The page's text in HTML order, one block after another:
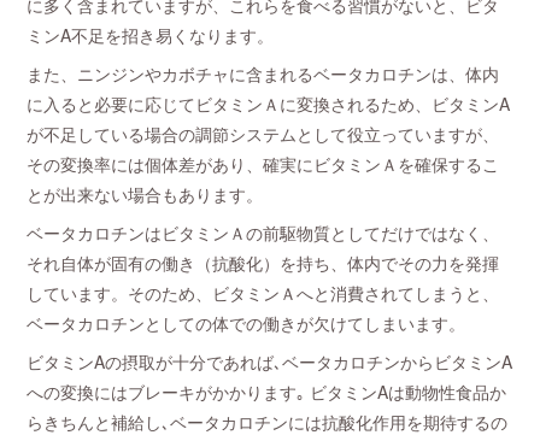
に多く含まれていますが、これらを食べる習慣がないと、ビタ
ミンA不足を招き易くなります。
また、ニンジンやカボチャに含まれるベータカロチンは、体内
に入ると必要に応じてビタミンＡに変換されるため、ビタミンA
が不足している場合の調節システムとして役立っていますが、
その変換率には個体差があり、確実にビタミンＡを確保するこ
とが出来ない場合もあります。
ベータカロチンはビタミンＡの前駆物質としてだけではなく、
それ自体が固有の働き（抗酸化）を持ち、体内でその力を発揮
しています。そのため、ビタミンＡへと消費されてしまうと、
ベータカロチンとしての体での働きが欠けてしまいます。
ビタミンAの摂取が十分であれば､ベータカロチンからビタミンA
への変換にはブレーキがかかります｡ ビタミンAは動物性食品か
らきちんと補給し､ベータカロチンには抗酸化作用を期待するの